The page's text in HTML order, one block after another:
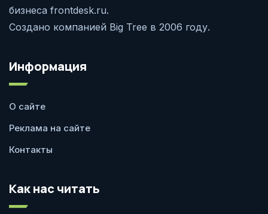
бизнеса frontdesk.ru.
Создано компанией Big Tree в 2006 году.
Информация
О сайте
Реклама на сайте
Контакты
Как нас читать